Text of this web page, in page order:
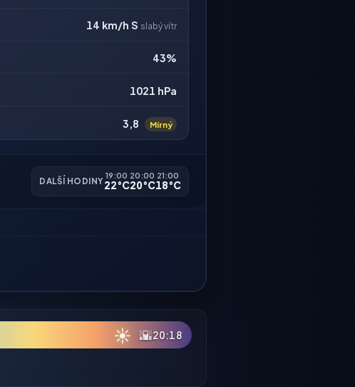
14 km/h S slabý vítr
43%
1021 hPa
3,8 Mírný
DALŠÍ HODINY
19:00
22°C
20:00
20°C
21:00
18°C
☀ 🌇20:18